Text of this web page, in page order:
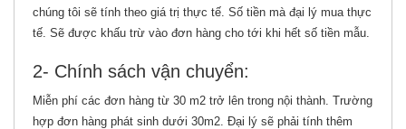
chúng tôi sẽ tính theo giá trị thực tế. Số tiền mà đại lý mua thực
tế. Sẽ được khấu trừ vào đơn hàng cho tới khi hết số tiền mẫu.
2- Chính sách vận chuyển:
Miễn phí các đơn hàng từ 30 m2 trở lên trong nội thành. Trường
hợp đơn hàng phát sinh dưới 30m2. Đại lý sẽ phải tính thêm